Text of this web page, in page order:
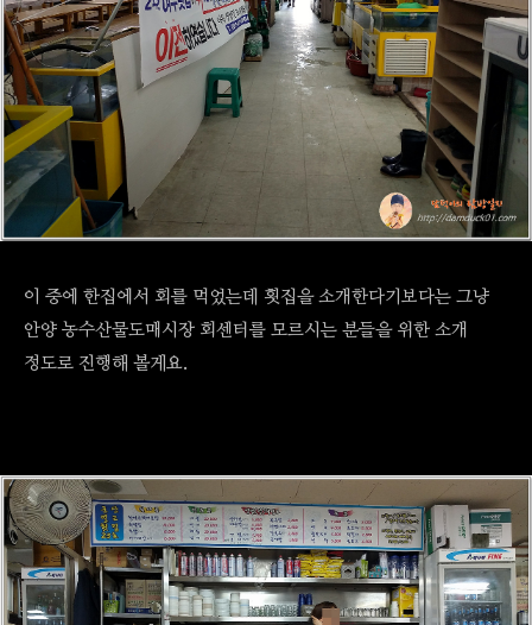
이 중에 한집에서 회를 먹었는데 횟집을 소개한다기보다는 그냥
안양 농수산물도매시장 회센터를 모르시는 분들을 위한 소개
정도로 진행해 볼게요.